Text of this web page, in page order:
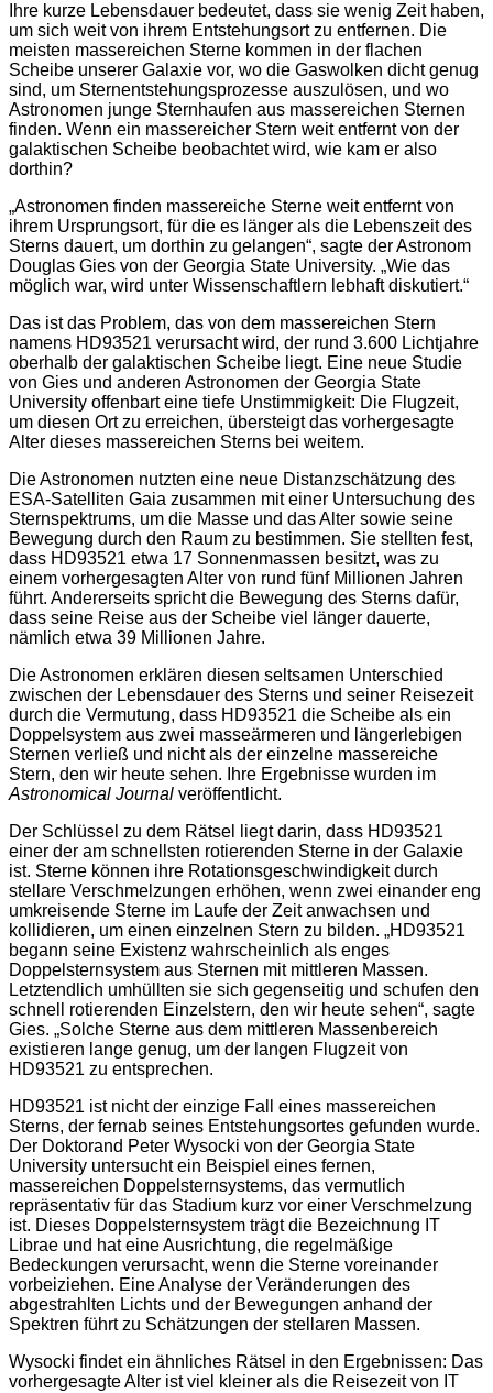
Ihre kurze Lebensdauer bedeutet, dass sie wenig Zeit haben,
um sich weit von ihrem Entstehungsort zu entfernen. Die
meisten massereichen Sterne kommen in der flachen
Scheibe unserer Galaxie vor, wo die Gaswolken dicht genug
sind, um Sternentstehungsprozesse auszulösen, und wo
Astronomen junge Sternhaufen aus massereichen Sternen
finden. Wenn ein massereicher Stern weit entfernt von der
galaktischen Scheibe beobachtet wird, wie kam er also
dorthin?
„Astronomen finden massereiche Sterne weit entfernt von
ihrem Ursprungsort, für die es länger als die Lebenszeit des
Sterns dauert, um dorthin zu gelangen“, sagte der Astronom
Douglas Gies von der Georgia State University. „Wie das
möglich war, wird unter Wissenschaftlern lebhaft diskutiert.“
Das ist das Problem, das von dem massereichen Stern
namens HD93521 verursacht wird, der rund 3.600 Lichtjahre
oberhalb der galaktischen Scheibe liegt. Eine neue Studie
von Gies und anderen Astronomen der Georgia State
University offenbart eine tiefe Unstimmigkeit: Die Flugzeit,
um diesen Ort zu erreichen, übersteigt das vorhergesagte
Alter dieses massereichen Sterns bei weitem.
Die Astronomen nutzten eine neue Distanzschätzung des
ESA-Satelliten Gaia zusammen mit einer Untersuchung des
Sternspektrums, um die Masse und das Alter sowie seine
Bewegung durch den Raum zu bestimmen. Sie stellten fest,
dass HD93521 etwa 17 Sonnenmassen besitzt, was zu
einem vorhergesagten Alter von rund fünf Millionen Jahren
führt. Andererseits spricht die Bewegung des Sterns dafür,
dass seine Reise aus der Scheibe viel länger dauerte,
nämlich etwa 39 Millionen Jahre.
Die Astronomen erklären diesen seltsamen Unterschied
zwischen der Lebensdauer des Sterns und seiner Reisezeit
durch die Vermutung, dass HD93521 die Scheibe als ein
Doppelsystem aus zwei masseärmeren und längerlebigen
Sternen verließ und nicht als der einzelne massereiche
Stern, den wir heute sehen. Ihre Ergebnisse wurden im
Astronomical Journal veröffentlicht.
Der Schlüssel zu dem Rätsel liegt darin, dass HD93521
einer der am schnellsten rotierenden Sterne in der Galaxie
ist. Sterne können ihre Rotationsgeschwindigkeit durch
stellare Verschmelzungen erhöhen, wenn zwei einander eng
umkreisende Sterne im Laufe der Zeit anwachsen und
kollidieren, um einen einzelnen Stern zu bilden. „HD93521
begann seine Existenz wahrscheinlich als enges
Doppelsternsystem aus Sternen mit mittleren Massen.
Letztendlich umhüllten sie sich gegenseitig und schufen den
schnell rotierenden Einzelstern, den wir heute sehen“, sagte
Gies. „Solche Sterne aus dem mittleren Massenbereich
existieren lange genug, um der langen Flugzeit von
HD93521 zu entsprechen.
HD93521 ist nicht der einzige Fall eines massereichen
Sterns, der fernab seines Entstehungsortes gefunden wurde.
Der Doktorand Peter Wysocki von der Georgia State
University untersucht ein Beispiel eines fernen,
massereichen Doppelsternsystems, das vermutlich
repräsentativ für das Stadium kurz vor einer Verschmelzung
ist. Dieses Doppelsternsystem trägt die Bezeichnung IT
Librae und hat eine Ausrichtung, die regelmäßige
Bedeckungen verursacht, wenn die Sterne voreinander
vorbeiziehen. Eine Analyse der Veränderungen des
abgestrahlten Lichts und der Bewegungen anhand der
Spektren führt zu Schätzungen der stellaren Massen.
Wysocki findet ein ähnliches Rätsel in den Ergebnissen: Das
vorhergesagte Alter ist viel kleiner als die Reisezeit von IT